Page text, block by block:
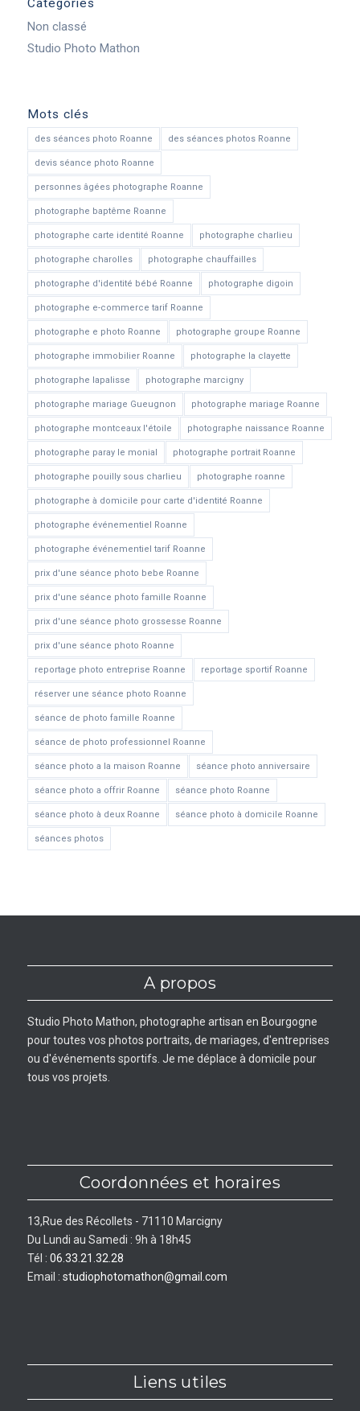
Catégories
Non classé
Studio Photo Mathon
Mots clés
des séances photo Roanne des séances photos Roanne
devis séance photo Roanne
personnes âgées photographe Roanne
photographe baptême Roanne
photographe carte identité Roanne photographe charlieu
photographe charolles photographe chauffailles
photographe d'identité bébé Roanne photographe digoin
photographe e-commerce tarif Roanne
photographe e photo Roanne photographe groupe Roanne
photographe immobilier Roanne photographe la clayette
photographe lapalisse photographe marcigny
photographe mariage Gueugnon photographe mariage Roanne
photographe montceaux l'étoile photographe naissance Roanne
photographe paray le monial photographe portrait Roanne
photographe pouilly sous charlieu photographe roanne
photographe à domicile pour carte d'identité Roanne
photographe événementiel Roanne
photographe événementiel tarif Roanne
prix d'une séance photo bebe Roanne
prix d'une séance photo famille Roanne
prix d'une séance photo grossesse Roanne
prix d'une séance photo Roanne
reportage photo entreprise Roanne reportage sportif Roanne
réserver une séance photo Roanne
séance de photo famille Roanne
séance de photo professionnel Roanne
séance photo a la maison Roanne séance photo anniversaire
séance photo a offrir Roanne séance photo Roanne
séance photo à deux Roanne séance photo à domicile Roanne
séances photos
A propos
Studio Photo Mathon, photographe artisan en Bourgogne
pour toutes vos photos portraits, de mariages, d'entreprises
ou d'événements sportifs. Je me déplace à domicile pour
tous vos projets.
Coordonnées et horaires
13,Rue des Récollets - 71110 Marcigny
Du Lundi au Samedi : 9h à 18h45
Tél : 06.33.21.32.28
Email : studiophotomathon@gmail.com
Liens utiles